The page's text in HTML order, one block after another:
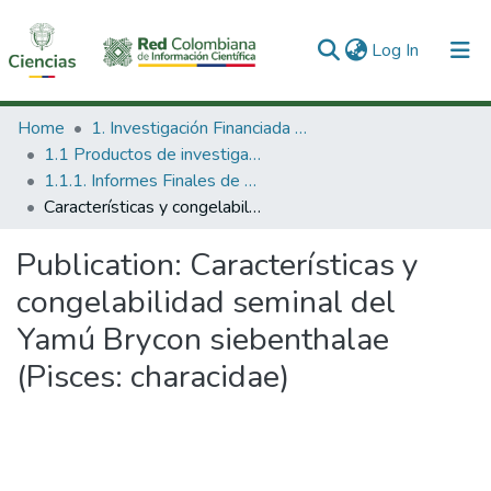
Log In (current)
Communities & Collections
All of DSpace
Statistics
Home
1. Investigación Financiada con Recursos Públicos
1.1 Productos de investigación
1.1.1. Informes Finales de Proyectos de Investigación
Características y congelabilidad seminal del Yamú Brycon siebenthalae (Pisces: characidae)
Publication: Características y
congelabilidad seminal del
Yamú Brycon siebenthalae
(Pisces: characidae)